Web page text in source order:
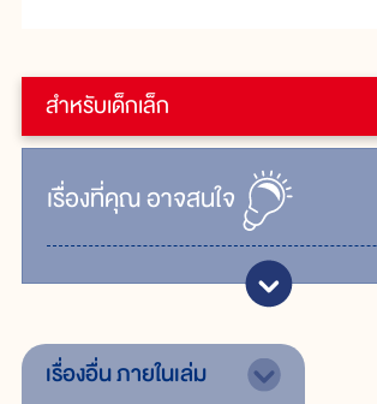
สำหรับเด็กเล็ก
เรื่ิองที่คุณอาจสนใจ
เรื่องอื่นภายในเล่ม